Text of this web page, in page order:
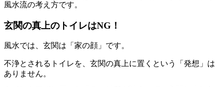
風水流の考え方です。
玄関の真上のトイレはNG！
風水では、玄関は「家の顔」です。
不浄とされるトイレを、玄関の真上に置くという「発想」は
ありません。